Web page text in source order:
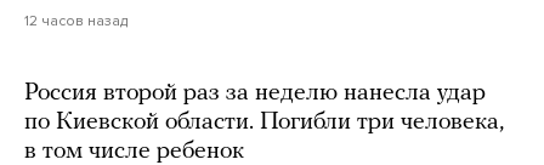
12 часов назад
Россия второй раз за неделю нанесла удар
по Киевской области. Погибли три человека,
в том числе ребенок